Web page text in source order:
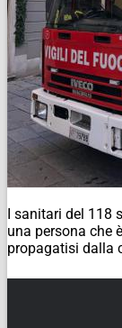
I sanitari del 118
una persona che
propagatisi dalla